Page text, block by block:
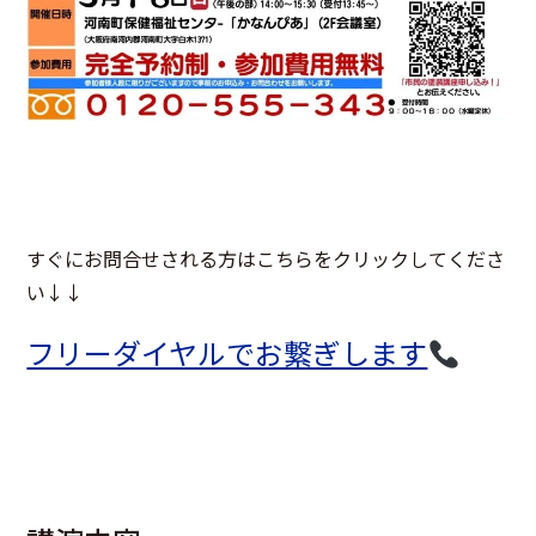
すぐにお問合せされる方はこちらをクリックしてくださ
い↓↓
フリーダイヤルでお繋ぎします